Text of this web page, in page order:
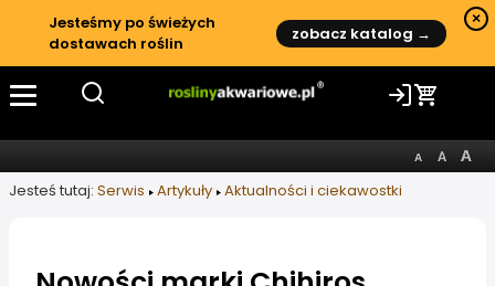
Jesteśmy po świeżych
dostawach roślin
zobacz katalog →
×
Jesteś tutaj: Serwis Artykuły Aktualności i ciekawostki